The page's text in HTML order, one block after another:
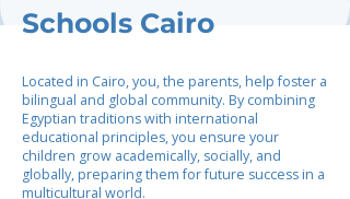
Schools Cairo
Located in Cairo, you, the parents, help foster a
bilingual and global community. By combining
Egyptian traditions with international
educational principles, you ensure your
children grow academically, socially, and
globally, preparing them for future success in a
multicultural world.